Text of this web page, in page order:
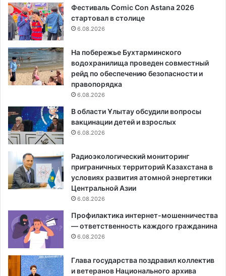
Фестиваль Comic Con Astana 2026
стартовал в столице
6.08.2026
На побережье Бухтарминского
водохранилища проведен совместный
рейд по обеспечению безопасности и
правопорядка
6.08.2026
В области Ұлытау обсудили вопросы
вакцинации детей и взрослых
6.08.2026
Радиоэкологический мониторинг
приграничных территорий Казахстана в
условиях развития атомной энергетики
Центральной Азии
6.08.2026
Профилактика интернет-мошенничества
— ответственность каждого гражданина
6.08.2026
Глава государства поздравил коллектив
и ветеранов Национального архива